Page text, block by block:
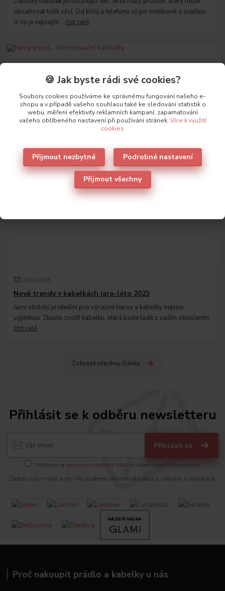
obsahovat tolik věcí. Od klíčů a telefonu až po notebook a svačinu.
A co je nejzajím... číst celé
Nový trend - Menstruační kalhotky
Menstruační kalhotky jsou tak podobné běžnému prádlu a plně
nahradí jednorázové hydienické pomůcky.číst celé
29.03.2023
Nové trendy v kabelkách jaro-léto 2023
Jarní období je ideální pro výrazné barvy a kabelky nejsou
výjimkou. Zkuste zvolit kabelku, která bude ladit s vaším oblečením.
číst celé
Zobrazit všechny články
Přihlásit se k odběru newsletteru
Přihlásit se
Souhlasím se zpracováním osobních údajů za účelem rozesílky newsletteru.
Zadejte svůj e-mail a my Vás budeme informovat o akcích, slevách a novinkách.
Proč nakoupit prádlo a kabelky u nás
🍪 Jak byste rádi své cookies?
Soubory cookies používáme ke správnému fungování našeho e-
shopu a v případě vašeho souhlasu také ke sledování statistik o
webu, měření efektivity reklamních kampaní, zapamatování
vašeho oblíbeného nastavení při používání stránek. Více k využití
cookies
Přijmout nezbytné Podrobné nastavení
Přijmout všechny